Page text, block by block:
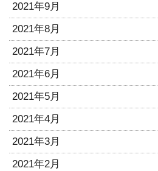
2021年9月
2021年8月
2021年7月
2021年6月
2021年5月
2021年4月
2021年3月
2021年2月